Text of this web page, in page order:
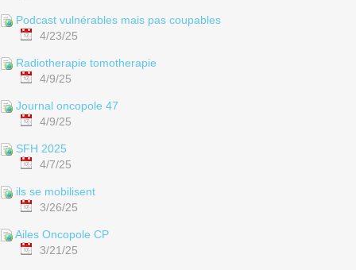
Podcast vulnérables mais pas coupables
4/23/25
Radiotherapie tomotherapie
4/9/25
Journal oncopole 47
4/9/25
SFH 2025
4/7/25
ils se mobilisent
3/26/25
Ailes Oncopole CP
3/21/25